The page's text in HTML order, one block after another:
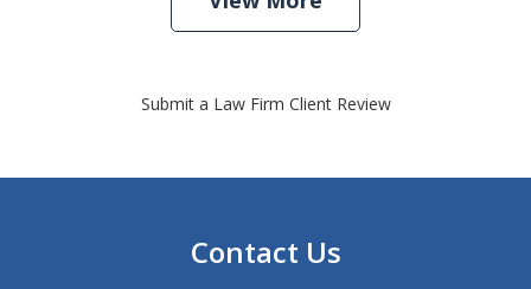
Submit a Law Firm Client Review
Contact Us